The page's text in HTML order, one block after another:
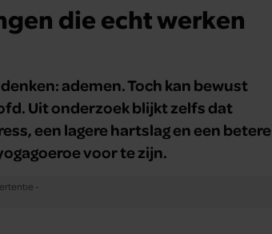
die echt werken
ademen. Toch kan bewust
Uit onderzoek blijkt zelfs dat
een lagere hartslag en een betere
voor te zijn.